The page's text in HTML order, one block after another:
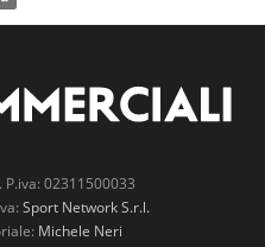
02311500033
Sport Network S.r.l.
Michele Neri